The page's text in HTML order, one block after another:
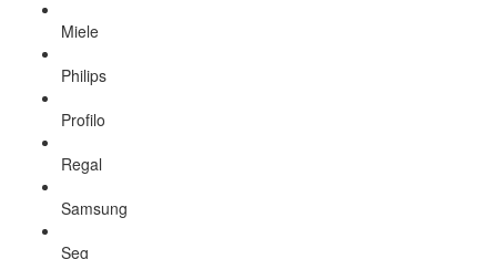
Miele
Philips
Profilo
Regal
Samsung
Seg